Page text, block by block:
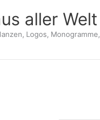
aller Welt
Logos, Monogramme,